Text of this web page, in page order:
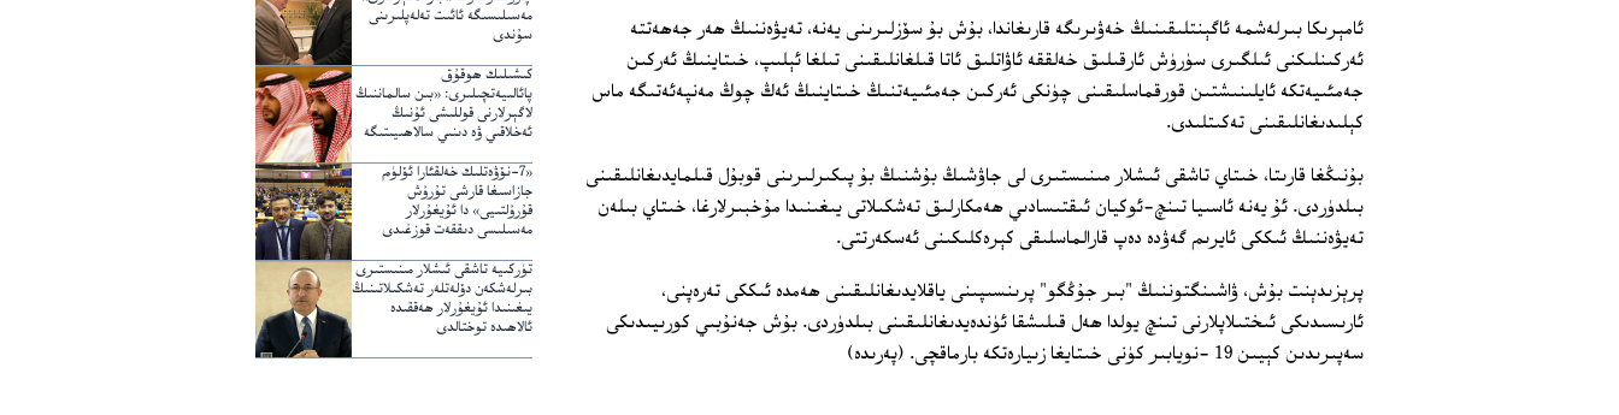
ئامېرىكا بىرلەشمە ئاگېنتلىقىنىڭ خەۋىرىگە قارىغاندا، بۇش بۇ سۆزلىرىنى يەنە، تەيۋەننىڭ ھەر جەھەتتە
ئەركىنلىكنى ئىلگىرى سۈرۈش ئارقىلىق خەلققە ئاۋاتلىق ئاتا قىلغانلىقىنى تىلغا ئېلىپ، خىتاينىڭ ئەركىن
جەمئىيەتكە ئايلىنىشتىن قورقماسلىقىنى چۈنكى ئەركىن جەمئىيەتنىڭ خىتاينىڭ ئەڭ چوڭ مەنپەئەتىگە ماس
كېلىدىغانلىقىنى تەكىتلىدى.
بۇنىڭغا قارىتا، خىتاي تاشقى ئىشلار مىنىستىرى لى جاۋشىڭ بۇشنىڭ بۇ پىكىرلىرىنى قوبۇل قىلمايدىغانلىقىنى
بىلدۈردى. ئۇ يەنە ئاسىيا تىنچ-ئوكيان ئىقتىسادىي ھەمكارلىق تەشكىلاتى يىغىنىدا مۇخبىرلارغا، خىتاي بىلەن
تەيۋەننىڭ ئىككى ئايرىم گەۋدە دەپ قارالماسلىقى كېرەكلىكىنى ئەسكەرتتى.
پرېزىدېنت بۇش، ۋاشىنگتوننىڭ "بىر جۇڭگو" پرىنسىپىنى ياقلايدىغانلىقىنى ھەمدە ئىككى تەرەپنى،
ئارىسىدىكى ئىختىلاپلارنى تىنچ يولدا ھەل قىلىشقا ئۈندەيدىغانلىقىنى بىلدۈردى. بۇش جەنۇبىي كورىيىدىكى
سەپىرىدىن كېيىن 19 -نويابىر كۈنى خىتايغا زىيارەتكە بارماقچى. (پەرىدە)
مەسىلىسىگە ئائىت تەلەپلىرىنى
سۇندى
كىشىلىك ھوقۇق
پائالىيەتچىلىرى: «بىن سالماننىڭ
لاگېرلارنى قوللىشى ئۇنىڭ
ئەخلاقىي ۋە دىنىي سالاھىيىتىگە
«7-نۆۋەتلىك خەلقئارا ئۆلۈم
جازاسىغا قارشى تۇرۇش
قۇرۇلتىيى» دا ئۇيغۇرلار
مەسىلىسى دىققەت قوزغىدى
تۈركىيە تاشقى ئىشلار مىنىستىرى
بىرلەشكەن دۆلەتلەر تەشكىلاتىنىڭ
يىغىنىدا ئۇيغۇرلار ھەققىدە
ئالاھىدە توختالدى